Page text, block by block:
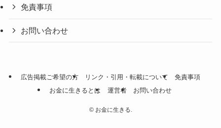
免責事項
お問い合わせ
広告掲載ご希望の方 リンク・引用・転載について
免責事項
お金に生きるとは
運営者 お問い合わせ
©お金に生きる.